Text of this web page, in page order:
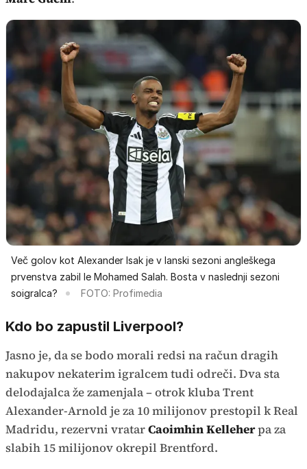
Več golov kot Alexander Isak je v lanski sezoni angleškega
prvenstva zabil le Mohamed Salah. Bosta v naslednji sezoni
soigralca?
FOTO: Profimedia
Kdo bo zapustil Liverpool?
Jasno je, da se bodo morali redsi na račun dragih
nakupov nekaterim igralcem tudi odreči. Dva sta
delodajalca že zamenjala – otrok kluba Trent
Alexander-Arnold je za 10 milijonov prestopil k Real
Madridu, rezervni vratarCaoimhin Kelleherpa za
slabih 15 milijonov okrepil Brentford.